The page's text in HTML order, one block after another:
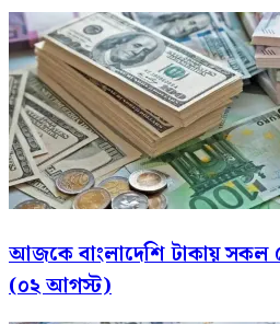
আজকে বাংলাদেশি টাকায় সকল
(০২ আগস্ট)